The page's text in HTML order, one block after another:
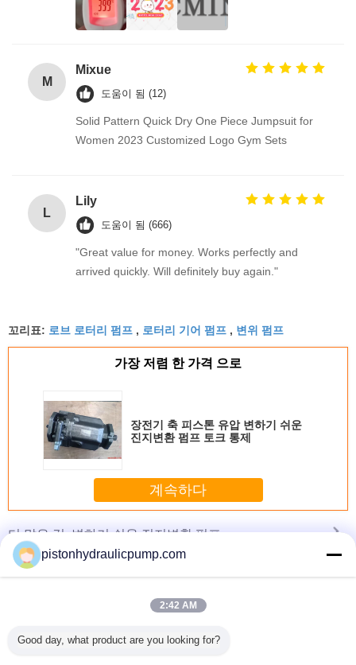
M
Mixue
도움이 됨 (12)
Solid Pattern Quick Dry One Piece Jumpsuit for
Women 2023 Customized Logo Gym Sets
L
Lily
도움이 됨 (666)
"Great value for money. Works perfectly and
arrived quickly. Will definitely buy again."
꼬리표: 로브 로터리 펌프 , 로터리 기어 펌프 , 변위 펌프
가장 저렴 한 가격 으로
장전기 축 피스톤 유압 변하기 쉬운
진지변환 펌프 토크 통제
계속하다
더 많은 것변하기 쉬운 진지변환 펌프
톤 펌
Pump Truck 37m
boom 371hp big
변환 유압 펌프
pistonhydraulicpump.com
2:42 AM
Good day, what product are you looking for?